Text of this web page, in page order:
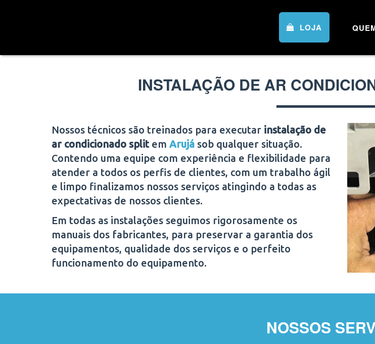
LOJA
INSTALAÇÃO DE AR
Nossos técnicos são treinados para executar instalação de
ar condicionado splitem Arujá sob qualquer situação.
Contendo uma equipe com experiência e flexibilidade para
atender a todos os perfis de clientes, com um trabalho ágil
e limpo finalizamos nossos serviços atingindo a todas as
expectativas de nossos clientes.
Em todas as instalações seguimos rigorosamente os
manuais dos fabricantes, para preservar a garantia dos
equipamentos, qualidade dos serviços e o perfeito
funcionamento do equipamento.
NOSSOS